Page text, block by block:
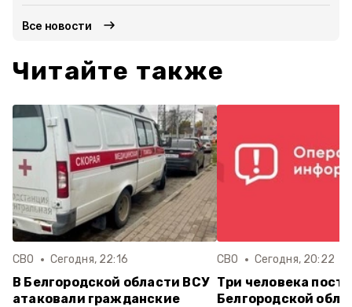
Все новости
Читайте также
СВО Сегодня, 22:16
В Белгородской области ВСУ
атаковали гражданские
СВО Сегодня, 20:22
Три человека
Белгородской